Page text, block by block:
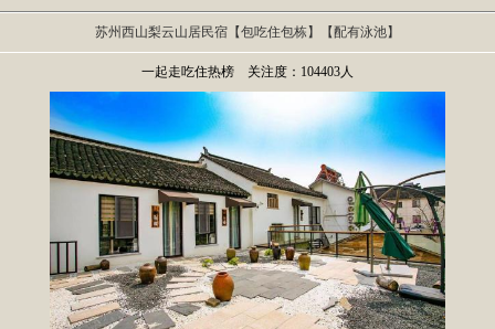
苏州西山梨云山居民宿【包吃住包栋】【配有泳池】
一起走吃住热榜 关注度：104403人